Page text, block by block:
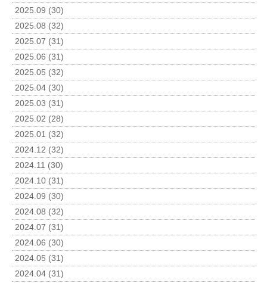
2025.09 (30)
2025.08 (32)
2025.07 (31)
2025.06 (31)
2025.05 (32)
2025.04 (30)
2025.03 (31)
2025.02 (28)
2025.01 (32)
2024.12 (32)
2024.11 (30)
2024.10 (31)
2024.09 (30)
2024.08 (32)
2024.07 (31)
2024.06 (30)
2024.05 (31)
2024.04 (31)